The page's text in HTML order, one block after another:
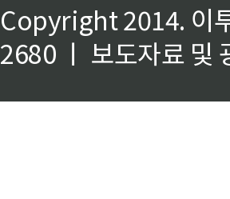
Copyright 2014. 이
2680 ㅣ 보도자료